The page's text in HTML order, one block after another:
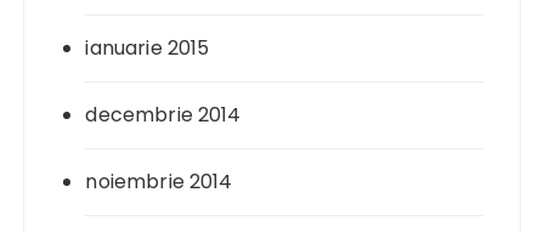
ianuarie 2015
decembrie 2014
noiembrie 2014